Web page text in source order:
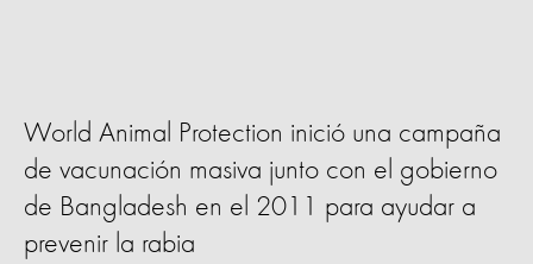
World Animal Protection inició una campaña
de vacunación masiva junto con el gobierno
de Bangladesh en el 2011 para ayudar a
prevenir la rabia